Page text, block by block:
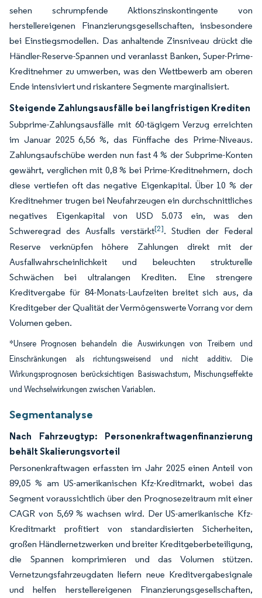
sehen schrumpfende Aktionszinskontingente von
herstellereigenen Finanzierungsgesellschaften, insbesondere
bei Einstiegsmodellen. Das anhaltende Zinsniveau drückt die
Händler-Reserve-Spannen und veranlasst Banken, Super-Prime-
Kreditnehmer zu umwerben, was den Wettbewerb am oberen
Ende intensiviert und riskantere Segmente marginalisiert.
Steigende Zahlungsausfälle bei langfristigen Krediten
Subprime-Zahlungsausfälle mit 60-tägigem Verzug erreichten
im Januar 2025 6,56 %, das Fünffache des Prime-Niveaus.
Zahlungsaufschübe werden nun fast 4 % der Subprime-Konten
gewährt, verglichen mit 0,8 % bei Prime-Kreditnehmern, doch
diese vertiefen oft das negative Eigenkapital. Über 10 % der
Kreditnehmer trugen bei Neufahrzeugen ein durchschnittliches
negatives Eigenkapital von USD 5.073 ein, was den
Schweregrad des Ausfalls verstärkt[2]. Studien der Federal
Reserve verknüpfen höhere Zahlungen direkt mit der
Ausfallwahrscheinlichkeit und beleuchten strukturelle
Schwächen bei ultralangen Krediten. Eine strengere
Kreditvergabe für 84-Monats-Laufzeiten breitet sich aus, da
Kreditgeber der Qualität der Vermögenswerte Vorrang vor dem
Volumen geben.
*Unsere Prognosen behandeln die Auswirkungen von Treibern und
Einschränkungen als richtungsweisend und nicht additiv. Die
Wirkungsprognosen berücksichtigen Basiswachstum, Mischungseffekte
und Wechselwirkungen zwischen Variablen.
Segmentanalyse
Nach Fahrzeugtyp: Personenkraftwagenfinanzierung
behält Skalierungsvorteil
Personenkraftwagen erfassten im Jahr 2025 einen Anteil von
89,05 % am US-amerikanischen Kfz-Kreditmarkt, wobei das
Segment voraussichtlich über den Prognosezeitraum mit einer
CAGR von 5,69 % wachsen wird. Der US-amerikanische Kfz-
Kreditmarkt profitiert von standardisierten Sicherheiten,
großen Händlernetzwerken und breiter Kreditgeberbeteiligung,
die Spannen komprimieren und das Volumen stützen.
Vernetzungsfahrzeugdaten liefern neue Kreditvergabesignale
und helfen herstellereigenen Finanzierungsgesellschaften,